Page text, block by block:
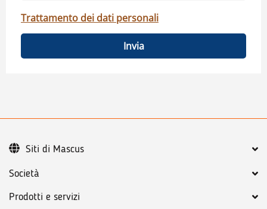
Trattamento dei dati personali
Invia
Società
Prodotti e servizi
Siti di Mascus